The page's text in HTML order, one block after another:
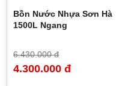
Bồn Nước Nhựa Sơn Hà
1500L Ngang
6.430.000 đ
4.300.000 đ